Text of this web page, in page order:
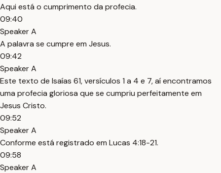
Aqui está o cumprimento da profecia.
09:40
Speaker A
A palavra se cumpre em Jesus.
09:42
Speaker A
Este texto de Isaías 61, versículos 1 a 4 e 7, aí encontramos
uma profecia gloriosa que se cumpriu perfeitamente em
Jesus Cristo.
09:52
Speaker A
Conforme está registrado em Lucas 4:18-21.
09:58
Speaker A